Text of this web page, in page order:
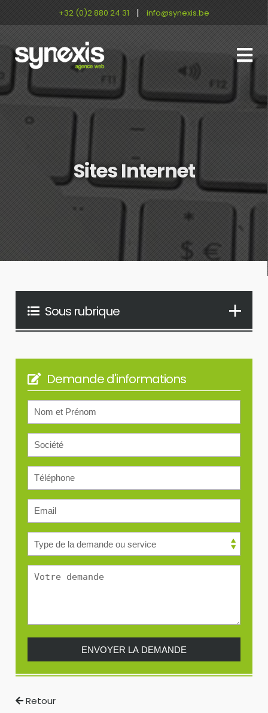
+32 (0)2 880 24 31 | info@synexis.be
Sites Internet
Sous rubrique
Demande d'informations
Retour